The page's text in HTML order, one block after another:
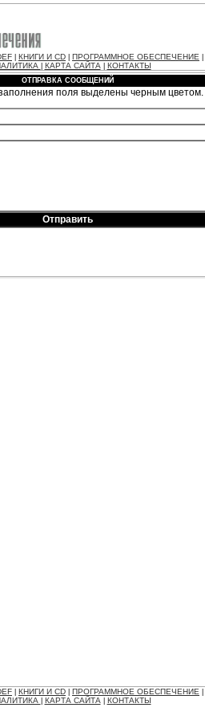
КНИГИ И CD ПРОГРАММНОЕ ОБЕСПЕЧЕНИЕ
КАРТА САЙТА| КОНТАКТЫ
ОТПРАВКА СООБЩЕНИЙ
поля выделены черным цветом.
КНИГИ И CD ПРОГРАММНОЕ ОБЕСПЕЧЕНИЕ
КАРТА САЙТА| КОНТАКТЫ